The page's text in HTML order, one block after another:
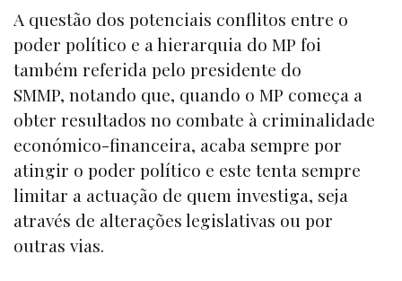
A questão dos potenciais conflitos entre o
poder político e a hierarquia do MP foi
também referida pelo presidente do
SMMP, notando que, quando o MP começa a
obter resultados no combate à criminalidade
económico-financeira, acaba sempre por
atingir o poder político e este tenta sempre
limitar a actuação de quem investiga, seja
através de alterações legislativas ou por
outras vias.